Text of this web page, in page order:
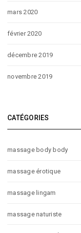
mars 2020
février 2020
décembre 2019
novembre 2019
CATÉGORIES
massage body body
massage érotique
massage lingam
massage naturiste